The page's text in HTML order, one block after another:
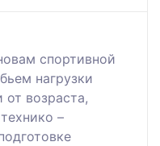
спортивной
нагрузки
от возраста,
–